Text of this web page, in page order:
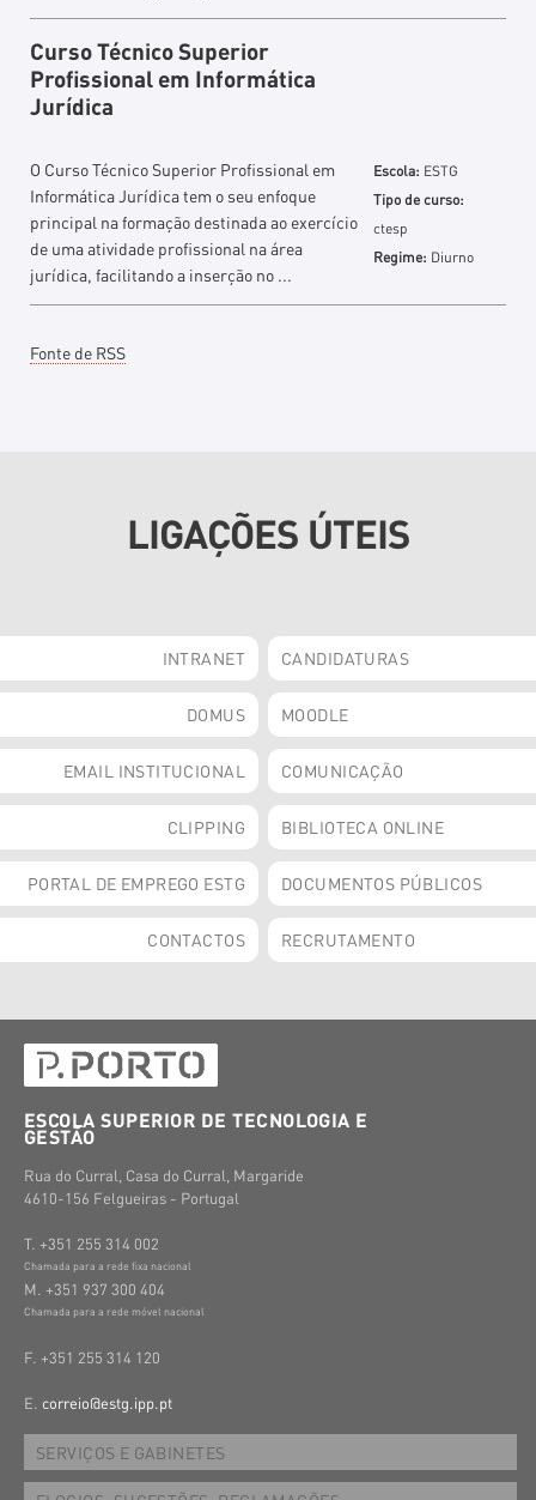
Curso Técnico Superior
Profissional em Informática
Jurídica
O Curso Técnico Superior Profissional em
Informática Jurídica tem o seu enfoque
principal na formação destinada ao exercício
de uma atividade profissional na área
jurídica, facilitando a inserção no ...
Escola: ESTG
Tipo de curso:
ctesp
Regime: Diurno
do
Fonte de RSS
LIGAÇÕES ÚTEIS
INTRANET CANDIDATURAS
DOMUS MOODLE
EMAIL INSTITUCIONAL COMUNICAÇÃO
CLIPPING BIBLIOTECA ONLINE
PORTAL DE EMPREGO ESTG DOCUMENTOS PÚBLICOS
CONTACTOS RECRUTAMENTO
ESCOLA SUPERIOR DE TECNOLOGIA E
GESTÃO
Rua do Curral, Casa do Curral, Margaride
4610-156 Felgueiras - Portugal
T. +351 255 314 002
Chamada para a rede fixa nacional
M. +351 937 300 404
Chamada para a rede móvel nacional
F. +351 255 314 120
E. correio@estg.ipp.pt
SERVIÇOS E GABINETES